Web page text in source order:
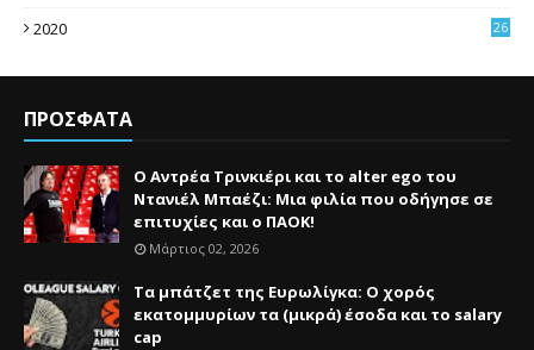
2020
26
ΠΡΟΣΦΑΤΑ
Ο Αντρέα Τρινκιέρι και το alter ego του
Ντανιέλ Μπαέζι: Μια φιλία που οδήγησε σε
επιτυχίες και ο ΠΑΟΚ!
Μάρτιος 02, 2026
Τα μπάτζετ της Ευρωλίγκα: Ο χορός
εκατομμυρίων τα (μικρά) έσοδα και το salary
cap